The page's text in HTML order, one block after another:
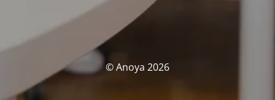
© Anoya 2026